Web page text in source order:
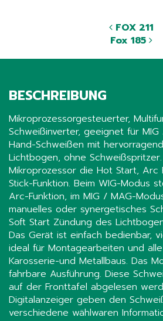
FOX 211
Fox 185
BESCHREIBUNG
Mikroprozessorgesteuerter,
Schweißinverter, geeignet für
Hand-Schweißen mit
Lichtbogen, ohne
Mikroprozessor die Hot Start, Arc
Stick-Funktion. Beim WIG-Modus
Arc-Funktion, im MIG / MAG-
manuelles oder synergetisches
Soft Start Zündung des
Das Gerät ist einfach bedienbar,
ideal für Montagearbeiten und
Karosserie-und Metallbaus. Das
fahrbare Ausführung. Diese
auf der Fronttafel abgelesen
Digitalanzeiger geben den
verschiedene wählwaren